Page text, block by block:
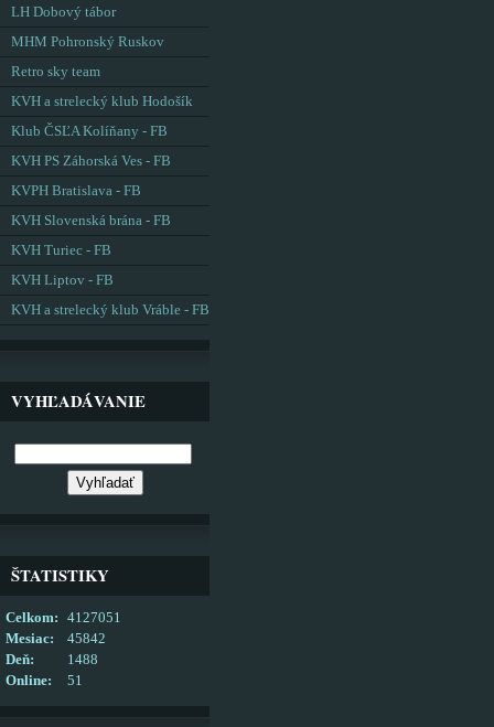
LH Dobový tábor
MHM Pohronský Ruskov
Retro sky team
KVH a strelecký klub Hodošík
Klub ČSĽA Kolíňany - FB
KVH PS Záhorská Ves - FB
KVPH Bratislava - FB
KVH Slovenská brána - FB
KVH Turiec - FB
KVH Liptov - FB
KVH a strelecký klub Vráble - FB
VYHĽADÁVANIE
ŠTATISTIKY
Online: 51
Celkom:
4127051
Mesiac:
45842
Deň:
1488